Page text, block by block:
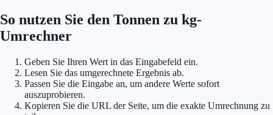
So nutzen Sie den Tonnen zu kg-
Umrechner
Geben Sie Ihren Wert in das Eingabefeld ein.
Lesen Sie das umgerechnete Ergebnis ab.
Passen Sie die Eingabe an, um andere Werte sofort
auszuprobieren.
Kopieren Sie die URL der Seite, um die exakte Umrechnung zu